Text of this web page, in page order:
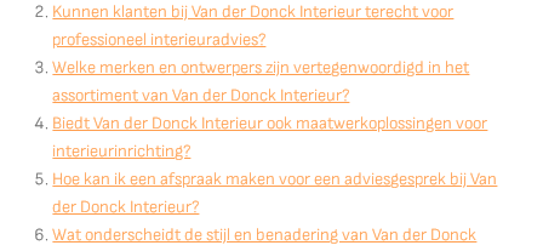
Kunnen klanten bij Van der Donck Interieur terecht voor
professioneel interieuradvies?
Welke merken en ontwerpers zijn vertegenwoordigd in het
assortiment van Van der Donck Interieur?
Biedt Van der Donck Interieur ook maatwerkoplossingen voor
interieurinrichting?
Hoe kan ik een afspraak maken voor een adviesgesprek bij Van
der Donck Interieur?
Wat onderscheidt de stijl en benadering van Van der Donck